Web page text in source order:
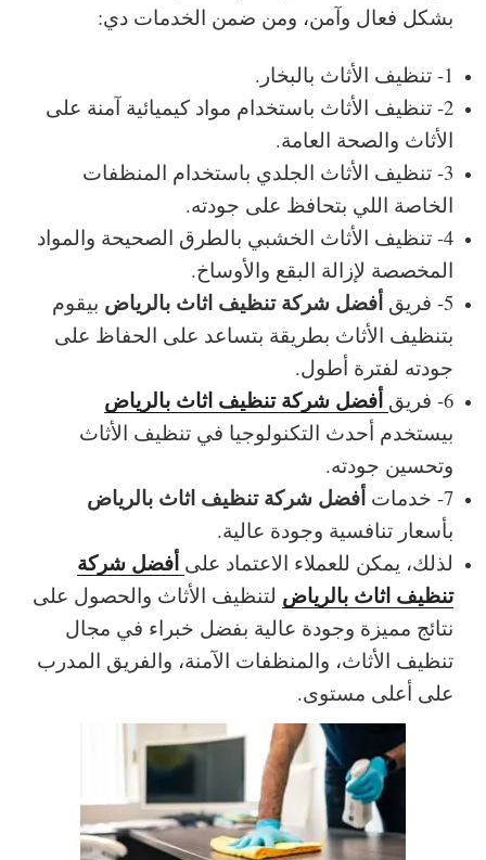
بشكل فعال وآمن، ومن ضمن الخدمات دي:
1- تنظيف الأثاث بالبخار.
2- تنظيف الأثاث باستخدام مواد كيميائية آمنة على
الأثاث والصحة العامة.
3- تنظيف الأثاث الجلدي باستخدام المنظفات
الخاصة اللي بتحافظ على جودته.
4- تنظيف الأثاث الخشبي بالطرق الصحيحة والمواد
المخصصة لإزالة البقع والأوساخ.
5- فريق
أفضل شركة تنظيف اثاث بالرياض بيقوم
بتنظيف الأثاث بطريقة بتساعد على الحفاظ على
جودته لفترة أطول.
6- فريق
أفضل شركة تنظيف اثاث بالرياض
بيستخدم أحدث التكنولوجيا في تنظيف الأثاث
وتحسين جودته.
7- خدمات
أفضل شركة تنظيف اثاث بالرياض
بأسعار تنافسية وجودة عالية.
لذلك، يمكن للعملاء الاعتماد على أفضل شركة
تنظيف اثاث بالرياض لتنظيف الأثاث والحصول على
نتائج مميزة وجودة عالية بفضل خبراء في مجال
تنظيف الأثاث، والمنظفات الآمنة، والفريق المدرب
على أعلى مستوى.